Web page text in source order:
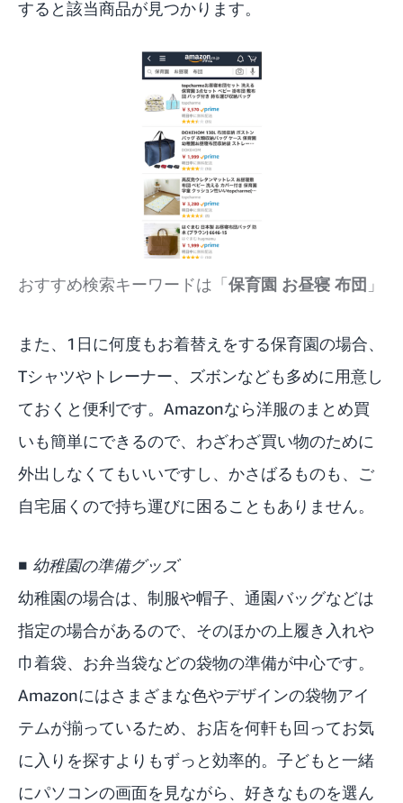
すると該当商品が見つかります。
おすすめ検索キーワードは「保育園 お昼寝 布団 」
また、1日に何度もお着替えをする保育園の場合、
Tシャツやトレーナー、ズボンなども多めに用意し
ておくと便利です。Amazonなら洋服のまとめ買
いも簡単にできるので、わざわざ買い物のために
外出しなくてもいいですし、かさばるものも、ご
自宅届くので持ち運びに困ることもありません。
■ 幼稚園の準備グッズ
幼稚園の場合は、制服や帽子、通園バッグなどは
指定の場合があるので、そのほかの上履き入れや
巾着袋、お弁当袋などの袋物の準備が中心です。
Amazonにはさまざまな色やデザインの袋物アイ
テムが揃っているため、お店を何軒も回ってお気
に入りを探すよりもずっと効率的。子どもと一緒
にパソコンの画面を見ながら、好きなものを選ん